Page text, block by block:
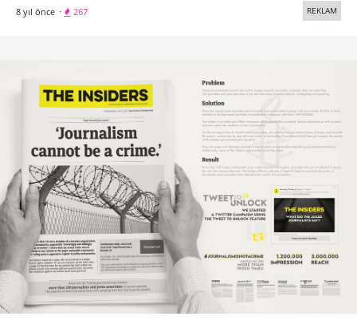
8 yıl önce · 267 REKLAM